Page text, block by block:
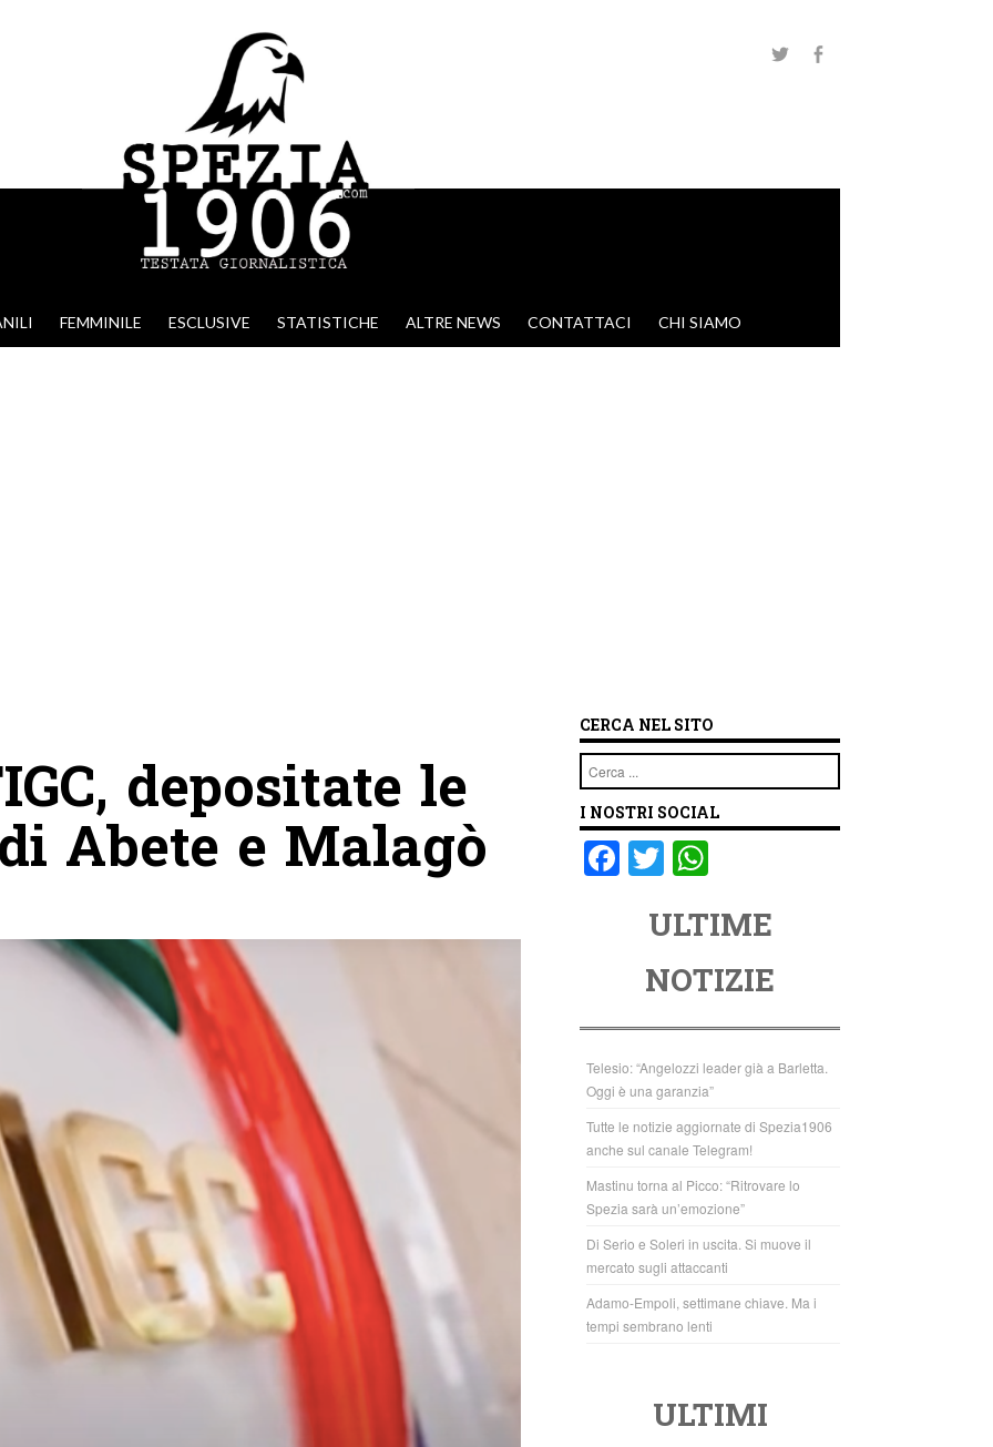
FEMMINILE ESCLUSIVE STATISTICHE ALTRE NEWS CONTATTACI CHI SIAMO
depositate le
Abete e Malagò
CERCA NEL SITO
Cerca
I NOSTRI SOCIAL
F
o
o
k
T
tt
er
at
s
A
p
p
ULTIME
NOTIZIE
Telesio: “Angelozzi leader già a Barletta.
Oggi è una garanzia”
Tutte le notizie aggiornate di Spezia1906
anche sul canale Telegram!
Mastinu torna al Picco: “Ritrovare lo
Spezia sarà un’emozione”
Di Serio e Soleri in uscita. Si muove il
mercato sugli attaccanti
Adamo-Empoli, settimane chiave. Ma i
tempi sembrano lenti
ULTIMI